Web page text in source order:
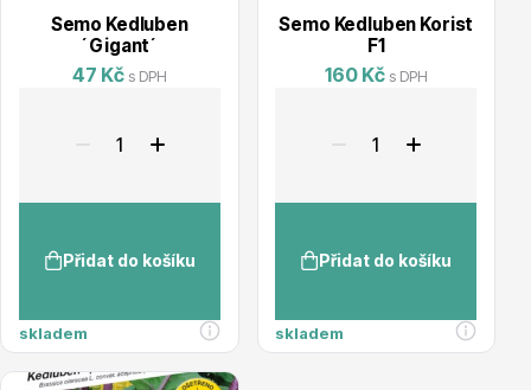
Substráty, hnojiva, kůra
Semo Kedluben
´Gigant´
47 Kč s DPH
Přidat do košíku
skladem
Semo Kedluben Korist
F1
160 Kč s DPH
Přidat do košíku
skladem